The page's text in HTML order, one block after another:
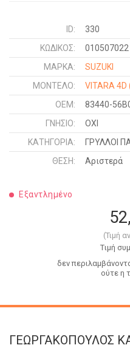
ID:
330
ΚΩΔΙΚΌΣ:
010507022
ΜΑΡΚΑ:
SUZUKI
ΜΟΝΤΕΛΟ:
VITARA 4D
OEM:
83440-
ΓΝΉΣΙΟ:
ΟΧΙ
ΚΑΤΗΓΟΡΊΑ:
ΓΡΥΛΛΟΙ
ΘΈΣΗ:
Αριστερά
Εξαντλημένο
(Τιμή
Tιμή
δεν
ούτε η
ΓΕΩΡΓΑΚΟΠΟΥΛΟΣ